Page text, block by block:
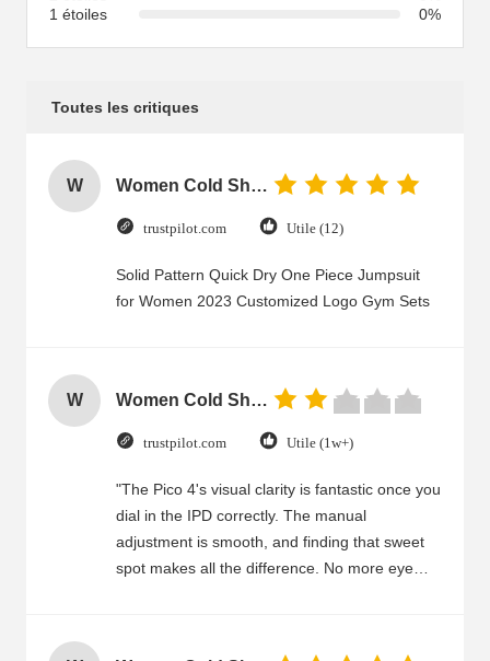
1 étoiles
0%
Toutes les critiques
W Women Cold Shoulder V Neck Rayon Blouse
trustpilot.com Utile (12)
Solid Pattern Quick Dry One Piece Jumpsuit
for Women 2023 Customized Logo Gym Sets
W Women Cold Shoulder V Neck Rayon Blouse
trustpilot.com Utile (1w+)
"The Pico 4's visual clarity is fantastic once you
dial in the IPD correctly. The manual
adjustment is smooth, and finding that sweet
spot makes all the difference. No more eye